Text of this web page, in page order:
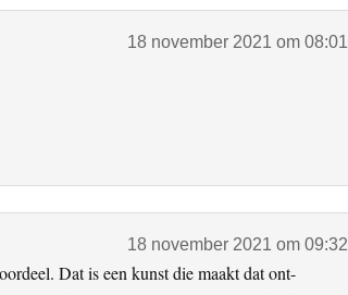
18 november 2021 om 08:01
18 november 2021 om 09:32
Dat is een kunst die maakt dat ont-